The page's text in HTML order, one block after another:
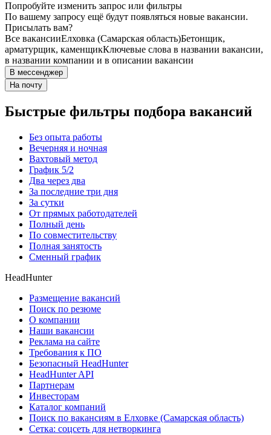
Попробуйте изменить запрос или фильтры
По вашему запросу ещё будут появляться новые вакансии.
Присылать вам?
Все вакансииЕлховка (Самарская область)Бетонщик,
арматурщик, каменщикКлючевые слова в названии вакансии,
в названии компании и в описании вакансии
В мессенджер
На почту
Быстрые фильтры подбора вакансий
Без опыта работы
Вечерняя и ночная
Вахтовый метод
График 5/2
Два через два
За последние три дня
За сутки
От прямых работодателей
Полный день
По совместительству
Полная занятость
Сменный график
HeadHunter
Размещение вакансий
Поиск по резюме
О компании
Наши вакансии
Реклама на сайте
Требования к ПО
Безопасный HeadHunter
HeadHunter API
Партнерам
Инвесторам
Каталог компаний
Поиск по вакансиям в Елховке (Самарская область)
Сетка: соцсеть для нетворкинга